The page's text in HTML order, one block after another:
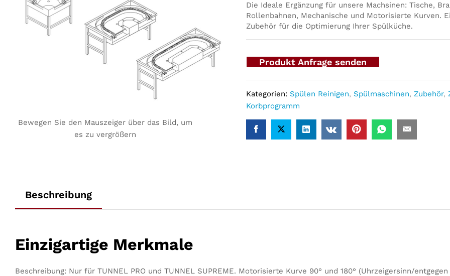
Bewegen Sie den Mauszeiger über das Bild, um
es zu vergrößern
Die Ideale Ergänzung für unsere Machsinen: Tische,
Rollenbahnen, Mechanische und Motorisierte Kurven.
Zubehör für die Optimierung Ihrer Spülküche.
Produkt Anfrage senden
Kategorien: Spülen Reinigen, Spülmaschinen, Zubehör,
Korbprogramm
Beschreibung
Einzigartige Merkmale
Beschreibung: Nur für TUNNEL PRO und TUNNEL SUPREME. Motorisierte Kurve 90° und 180° (Uhrzeigersinn/